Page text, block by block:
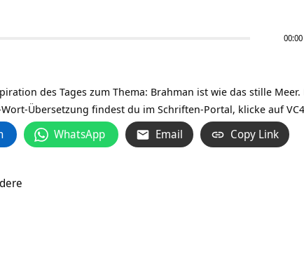
00:00
des Tages zum Thema: Brahman ist wie das stille Meer.
Übersetzung findest du im Schriften-Portal, klicke auf
WhatsApp Email Copy Link